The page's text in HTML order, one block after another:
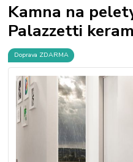
Kamna na
Palazzetti
Doprava ZDARMA